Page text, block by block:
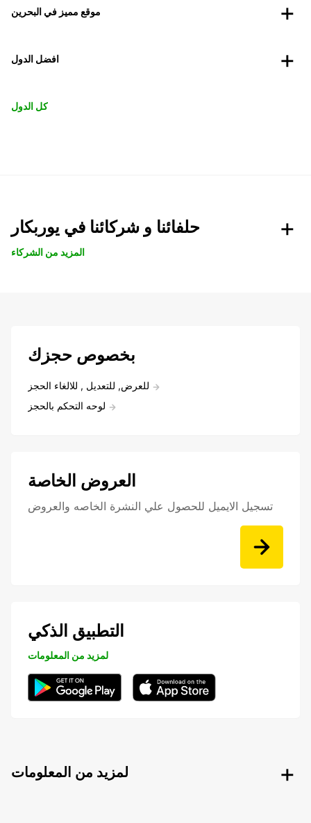
موقع مميز في البحرين
افضل الدول
كل الدول
حلفائنا و شركائنا في يوربكار
المزيد من الشركاء
بخصوص حجزك
للعرض, للتعديل , للالغاء الحجز
لوحه التحكم بالحجز
العروض الخاصة
تسجيل الايميل للحصول علي النشرة الخاصه والعروض
التطبيق الذكي
لمزيد من المعلومات
لمزيد من المعلومات